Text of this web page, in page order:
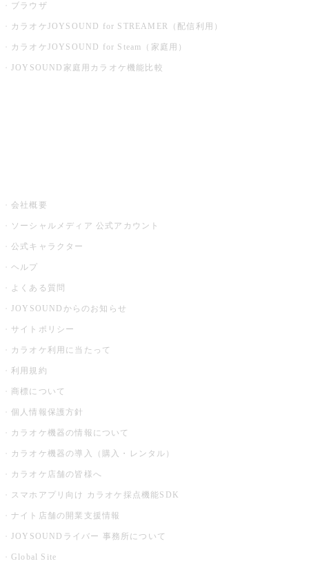
ブラウザ
カラオケJOYSOUND for STREAMER（配信利用）
カラオケJOYSOUND for Steam（家庭用）
JOYSOUND家庭用カラオケ機能比較
会社概要
ソーシャルメディア 公式アカウント
公式キャラクター
ヘルプ
よくある質問
JOYSOUNDからのお知らせ
サイトポリシー
カラオケ利用に当たって
利用規約
商標について
個人情報保護方針
カラオケ機器の情報について
カラオケ機器の導入（購入・レンタル）
カラオケ店舗の皆様へ
スマホアプリ向け カラオケ採点機能SDK
ナイト店舗の開業支援情報
JOYSOUNDライバー 事務所について
Global Site